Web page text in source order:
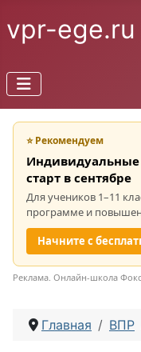
vpr-ege.ru
⭐ Рекомендуем
Индивидуальные
старт в сентябре
Для учеников 1–11
программе и
Начните с
Реклама. Онлайн-школа
Главная ВПР